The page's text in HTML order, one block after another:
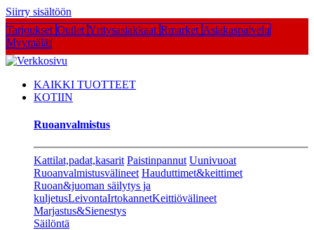
Siirry sisältöön
Tarjoukset Outlet Yritysasiakkaat Rmarket Asiakaspalvelu
Myymälät
KAIKKI TUOTTEET
KOTIIN
Ruoanvalmistus
Kattilat,padat,kasarit Paistinpannut Uunivuoat
Ruoanvalmistusvälineet Hauduttimet&keittimet
Ruoan&juoman säilytys ja
kuljetusLeivontaIrtokannetKeittiövälineet
Marjastus&Sienestys
Säilöntä